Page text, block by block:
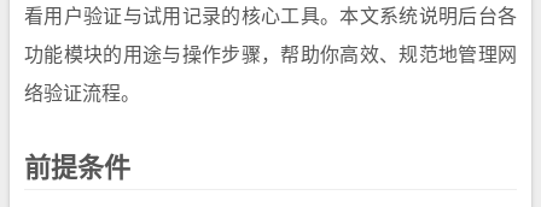
看用户验证与试用记录的核心工具。本文系统说明后台各
功能模块的用途与操作步骤，帮助你高效、规范地管理网
络验证流程。
前提条件